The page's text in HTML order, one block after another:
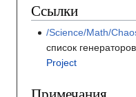
Ссылки
/Science/Math/
список
Project